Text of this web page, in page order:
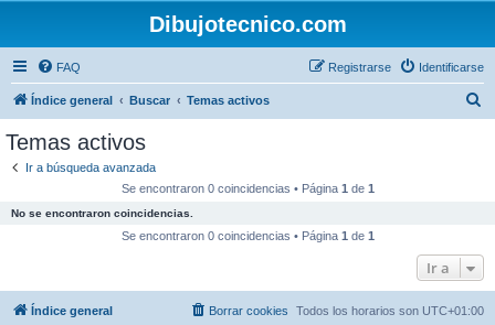
Dibujotecnico.com
FAQ Identificarse
Registrarse
Índice general Buscar Temas activos
Temas activos
Ir a búsqueda avanzada
Se encontraron 0 coincidencias • Página 1 de 1
No se encontraron coincidencias.
Se encontraron 0 coincidencias • Página 1 de 1
Ir a
Índice general Todos los horarios son UTC+01:00
Borrar cookies